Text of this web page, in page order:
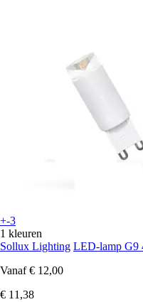
+-3
1 kleuren
Sollux Lighting LED-lamp G9
Vanaf € 12,00
€ 11,38